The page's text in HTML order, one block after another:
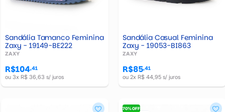
Sandália Tamanco Feminina
Zaxy - 19149-BE222
ZAXY
R$104,41
ou 3x R$ 36,63 s/ juros
Sandália Casual Feminina
Zaxy - 19053-BI863
ZAXY
R$85,41
ou 2x R$ 44,95 s/ juros
70% OFF